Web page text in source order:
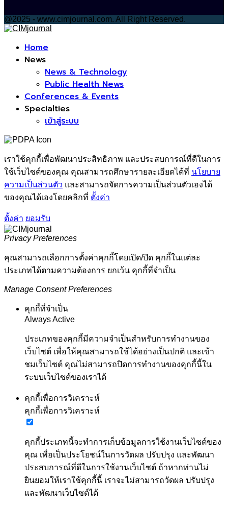
@2025 - www.cimjournal.com. All Right Reserved.
Home
News
News & Technology
Public Health News
Conferences & Events
Specialties
เข้าสู่ระบบ
เราใช้คุกกี้เพื่อพัฒนาประสิทธิภาพ และประสบการณ์ที่ดีในการ
ใช้เว็บไซต์ของคุณ คุณสามารถศึกษารายละเอียดได้ที่ นโยบาย
ความเป็นส่วนตัว และสามารถจัดการความเป็นส่วนตัวเองได้
ของคุณได้เองโดยคลิกที่ ตั้งค่า
ตั้งค่า ยอมรับ
Privacy Preferences
คุณสามารถเลือกการตั้งค่าคุกกี้โดยเปิด/ปิด คุกกี้ในแต่ละ
ประเภทได้ตามความต้องการ ยกเว้น คุกกี้ที่จำเป็น
Manage Consent Preferences
คุกกี้ที่จำเป็น
Always Active
ประเภทของคุกกี้มีความจำเป็นสำหรับการทำงานของ
เว็บไซต์ เพื่อให้คุณสามารถใช้ได้อย่างเป็นปกติ และเข้า
ชมเว็บไซต์ คุณไม่สามารถปิดการทำงานของคุกกี้นี้ใน
ระบบเว็บไซต์ของเราได้
คุกกี้เพื่อการวิเคราะห์
คุกกี้เพื่อการวิเคราะห์
คุกกี้ประเภทนี้จะทำการเก็บข้อมูลการใช้งานเว็บไซต์ของ
คุณ เพื่อเป็นประโยชน์ในการวัดผล ปรับปรุง และพัฒนา
ประสบการณ์ที่ดีในการใช้งานเว็บไซต์ ถ้าหากท่านไม่
ยินยอมให้เราใช้คุกกี้นี้ เราจะไม่สามารถวัดผล ปรับปรุง
และพัฒนาเว็บไซต์ได้